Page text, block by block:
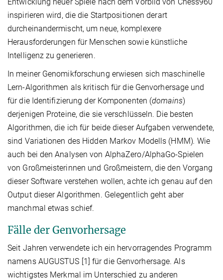
inspirieren wird, die die Startpositionen derart
durcheinandermischt, um neue, komplexere
Herausforderungen für Menschen sowie künstliche
Intelligenz zu generieren.
In meiner Genomikforschung erwiesen sich maschinelle
Lern-Algorithmen als kritisch für die Genvorhersage und
für die Identifizierung der Komponenten (domains)
derjenigen Proteine, die sie verschlüsseln. Die besten
Algorithmen, die ich für beide dieser Aufgaben verwendete,
sind Variationen des Hidden Markov Modells (HMM). Wie
auch bei den Analysen von AlphaZero/AlphaGo-Spielen
von Großmeisterinnen und Großmeistern, die den Vorgang
dieser Software verstehen wollen, achte ich genau auf den
Output dieser Algorithmen. Gelegentlich geht aber
manchmal etwas schief.
Fälle der Genvorhersage
Seit Jahren verwendete ich ein hervorragendes Programm
namens AUGUSTUS [1] für die Genvorhersage. Als
wichtigstes Merkmal im Unterschied zu anderen